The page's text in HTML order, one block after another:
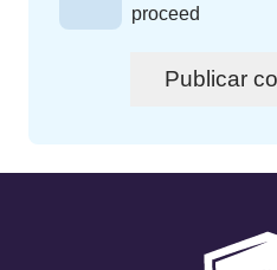
proceed
Publicar